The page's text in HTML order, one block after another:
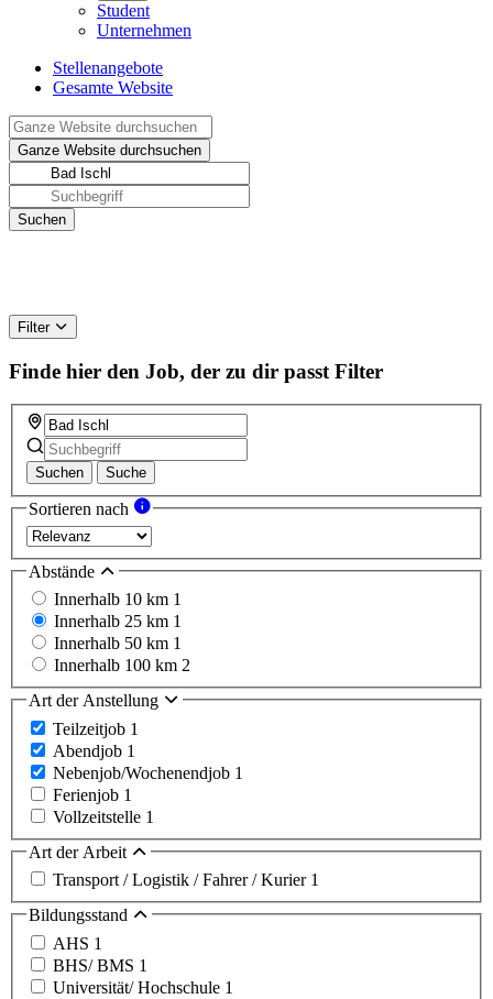
Student
Unternehmen
Stellenangebote
Gesamte Website
Filter
Finde hier den Job, der zu dir passt Filter
Suchen Suche
Sortieren nach
Abstände
Innerhalb 10 km 1
Innerhalb 25 km 1
Innerhalb 50 km 1
Innerhalb 100 km 2
Art der Anstellung
Teilzeitjob 1
Abendjob 1
Nebenjob/Wochenendjob 1
Ferienjob 1
Vollzeitstelle 1
Art der Arbeit
Transport / Logistik / Fahrer / Kurier 1
Bildungsstand
AHS 1
BHS/ BMS 1
Universität/ Hochschule 1